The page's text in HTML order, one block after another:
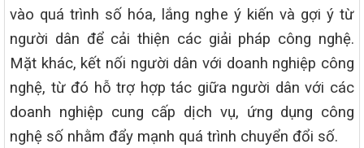
vào quá trình số hóa, lắng nghe ý kiến và gợi ý từ
người dân để cải thiện các giải pháp công nghệ.
Mặt khác, kết nối người dân với doanh nghiệp công
nghệ, từ đó hỗ trợ hợp tác giữa người dân với các
doanh nghiệp cung cấp dịch vụ, ứng dụng công
nghệ số nhằm đẩy mạnh quá trình chuyển đổi số.